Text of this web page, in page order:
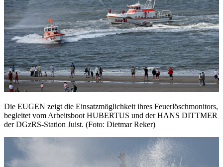
Die EUGEN zeigt die Einsatzmöglichkeit ihres Feuerlöschmonitors,
begleitet vom Arbeitsboot HUBERTUS und der HANS DITTMER
der DGzRS-Station Juist. (Foto: Dietmar Reker)